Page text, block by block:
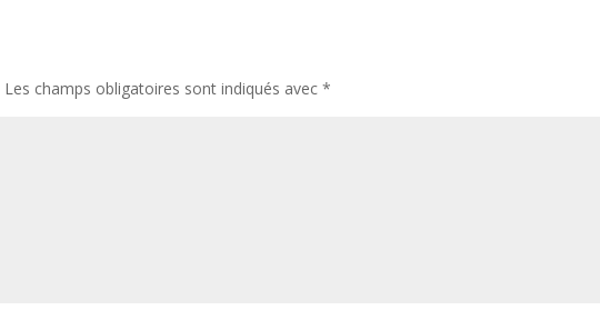
Les champs obligatoires sont indiqués avec*